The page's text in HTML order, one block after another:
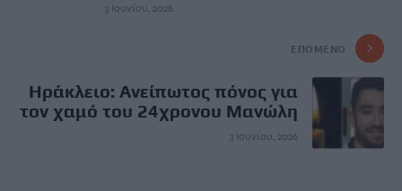
3 Ιουνίου, 2026
ΕΠΌΜΕΝΟ
Hράκλειο: Ανείπωτος πόνος για
τον χαμό του 24χρονου Μανώλη
3 Ιουνίου, 2026